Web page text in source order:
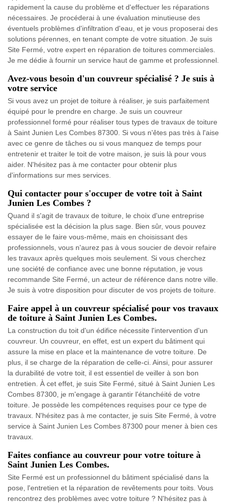
rapidement la cause du problème et d'effectuer les réparations
nécessaires. Je procéderai à une évaluation minutieuse des
éventuels problèmes d'infiltration d'eau, et je vous proposerai des
solutions pérennes, en tenant compte de votre situation. Je suis
Site Fermé, votre expert en réparation de toitures commerciales.
Je me dédie à fournir un service haut de gamme et professionnel.
Avez-vous besoin d'un couvreur spécialisé ? Je suis à
votre service
Si vous avez un projet de toiture à réaliser, je suis parfaitement
équipé pour le prendre en charge. Je suis un couvreur
professionnel formé pour réaliser tous types de travaux de toiture
à Saint Junien Les Combes 87300. Si vous n'êtes pas très à l'aise
avec ce genre de tâches ou si vous manquez de temps pour
entretenir et traiter le toit de votre maison, je suis là pour vous
aider. N'hésitez pas à me contacter pour obtenir plus
d'informations sur mes services.
Qui contacter pour s'occuper de votre toit à Saint
Junien Les Combes ?
Quand il s'agit de travaux de toiture, le choix d'une entreprise
spécialisée est la décision la plus sage. Bien sûr, vous pouvez
essayer de le faire vous-même, mais en choisissant des
professionnels, vous n'aurez pas à vous soucier de devoir refaire
les travaux après quelques mois seulement. Si vous cherchez
une société de confiance avec une bonne réputation, je vous
recommande Site Fermé, un acteur de référence dans notre ville.
Je suis à votre disposition pour discuter de vos projets de toiture.
Faire appel à un couvreur spécialisé pour vos travaux
de toiture à Saint Junien Les Combes.
La construction du toit d'un édifice nécessite l'intervention d'un
couvreur. Un couvreur, en effet, est un expert du bâtiment qui
assure la mise en place et la maintenance de votre toiture. De
plus, il se charge de la réparation de celle-ci. Ainsi, pour assurer
la durabilité de votre toit, il est essentiel de veiller à son bon
entretien. À cet effet, je suis Site Fermé, situé à Saint Junien Les
Combes 87300, je m'engage à garantir l'étanchéité de votre
toiture. Je possède les compétences requises pour ce type de
travaux. N'hésitez pas à me contacter, je suis Site Fermé, à votre
service à Saint Junien Les Combes 87300 pour mener à bien ces
travaux.
Faites confiance au couvreur pour votre toiture à
Saint Junien Les Combes.
Site Fermé est un professionnel du bâtiment spécialisé dans la
pose, l'entretien et la réparation de revêtements pour toits. Vous
rencontrez des problèmes avec votre toiture ? N'hésitez pas à